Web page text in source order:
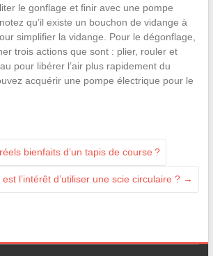
le gonflage et finir avec une pompe
qu’il existe un bouchon de vidange à
simplifier la vidange. Pour le dégonflage,
trois actions que sont : plier, rouler et
pour libérer l’air plus rapidement du
acquérir une pompe électrique pour le
bienfaits d’un tapis de course ?
est l’intérêt d’utiliser une scie circulaire ? →